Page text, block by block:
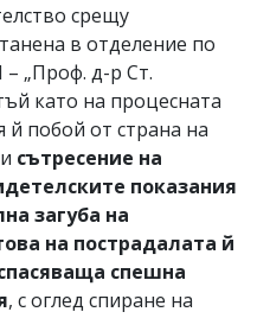
срещу
в отделение по
„Проф. д-р Ст.
като на процесната
й побой от страна на
сътресение на
показания
загуба на
на пострадалата й
спешна
, с оглед спиране на